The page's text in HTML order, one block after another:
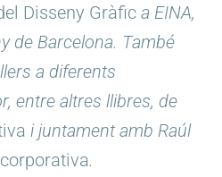
Disseny Gràfic a EINA,
de Barcelona. També
a diferents
entre altres llibres, de
i juntament amb Raúl
.